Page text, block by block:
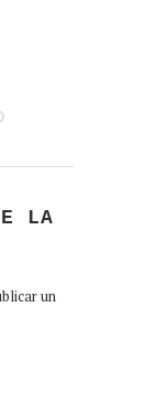
LA
un